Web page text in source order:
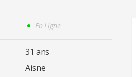
En Ligne
31 ans
Aisne